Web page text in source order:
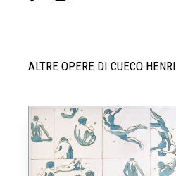
ALTRE OPERE DI CUECO HENRI